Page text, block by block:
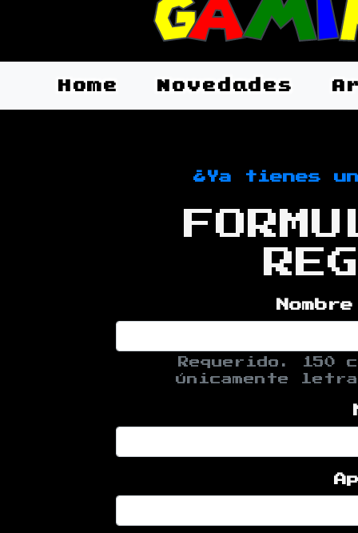
GAMI
Home Novedades
¿Ya tienes
Requerido. 150
Únicamente